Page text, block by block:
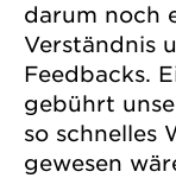
darum noch
Verständnis
Feedbacks.
gebührt
so schnelles
gewesen